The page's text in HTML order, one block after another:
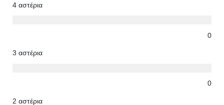
4 αστέρια
0
3 αστέρια
0
2 αστέρια